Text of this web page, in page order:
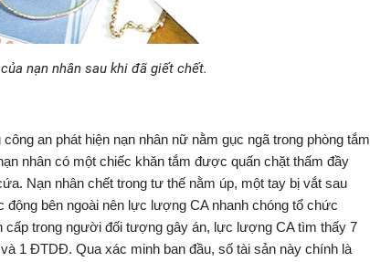
nạn nhân sau khi đã giết chết.
an phát hiện nạn nhân nữ nằm gục ngã trong phòng tắm
nhân có một chiếc khăn tắm được quấn chặt thấm đầy
Nạn nhân chết trong tư thế nằm úp, một tay bị vắt sau
bên ngoài nên lực lượng CA nhanh chóng tổ chức
trong người đối tượng gây án, lực lượng CA tìm thấy 7
1 ĐTDĐ. Qua xác minh ban đầu, số tài sản này chính là